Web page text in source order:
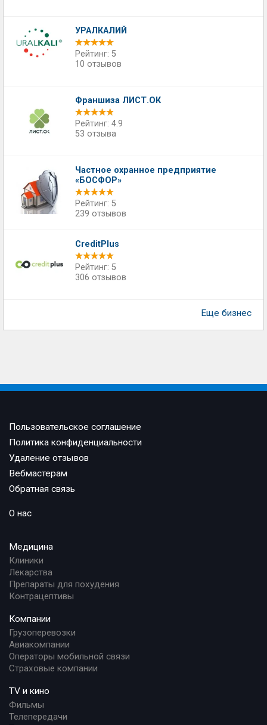
УРАЛКАЛИЙ
Рейтинг: 5
10 отзывов
Франшиза ЛИСТ.ОК
Рейтинг: 4.9
53 отзыва
Частное охранное предприятие
«БОСФОР»
Рейтинг: 5
239 отзывов
CreditPlus
Рейтинг: 5
306 отзывов
Еще бизнес
Пользовательское соглашение
Политика конфиденциальности
Удаление отзывов
Вебмастерам
Обратная связь
О нас
Медицина
Клиники
Лекарства
Препараты для похудения
Контрацептивы
Компании
Грузоперевозки
Авиакомпании
Операторы мобильной связи
Страховые компании
TV и кино
Фильмы
Телепередачи